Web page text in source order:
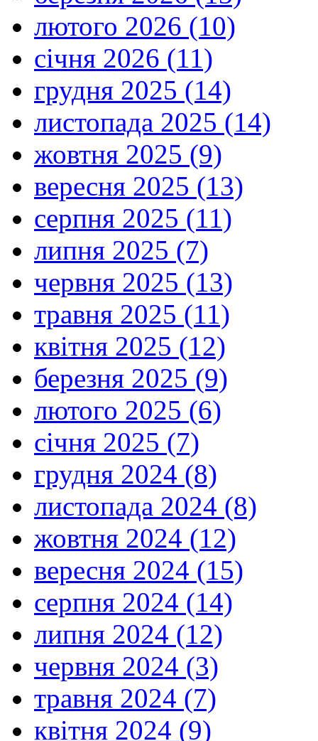
лютого 2026 (10)
січня 2026 (11)
грудня 2025 (14)
листопада 2025 (14)
жовтня 2025 (9)
вересня 2025 (13)
серпня 2025 (11)
липня 2025 (7)
червня 2025 (13)
травня 2025 (11)
квітня 2025 (12)
березня 2025 (9)
лютого 2025 (6)
січня 2025 (7)
грудня 2024 (8)
листопада 2024 (8)
жовтня 2024 (12)
вересня 2024 (15)
серпня 2024 (14)
липня 2024 (12)
червня 2024 (3)
травня 2024 (7)
квітня 2024 (9)